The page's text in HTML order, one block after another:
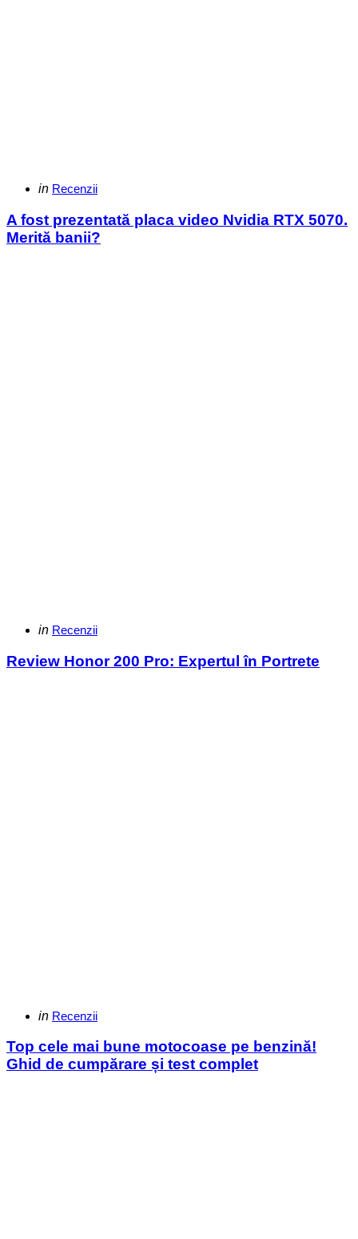
Categories
Posted
in Recenzii
A fost prezentată placa video Nvidia RTX 5070.
Merită banii?
Categories
Posted
in Recenzii
Review Honor 200 Pro: Expertul în Portrete
Categories
Posted
in Recenzii
Top cele mai bune motocoase pe benzină!
Ghid de cumpărare și test complet